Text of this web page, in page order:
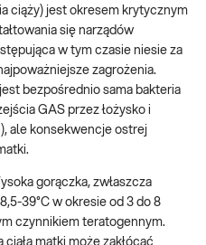
ciąży) jest okresem krytycznym
się narządów
w tym czasie niesie za
zagrożenia.
bezpośrednio sama bakteria
GAS przez łożysko i
ale konsekwencje ostrej
gorączka, zwłaszcza
39°C w okresie od 3 do 8
czynnikiem teratogennym.
matki może zakłócać